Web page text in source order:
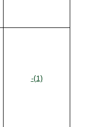
-(1)